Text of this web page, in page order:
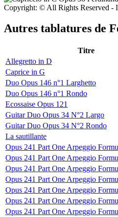
Copyright: © All Rights Reserved -
Autres tablatures de
Titre
Allegretto in D
Caprice in G
Duo Opus 146 n°1 Larghetto
Duo Opus 146 n°1 Rondo
Ecossaise Opus 121
Guitar Duo Opus 34 N°2 Largo
Guitar Duo Opus 34 N°2 Rondo
La sautillante
Opus 241 Part One Arpeggio
Opus 241 Part One Arpeggio
Opus 241 Part One Arpeggio
Opus 241 Part One Arpeggio
Opus 241 Part One Arpeggio
Opus 241 Part One Arpeggio
Opus 241 Part One Arpeggio